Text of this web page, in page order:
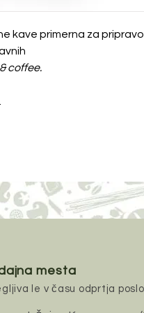
kave primerna za pripravo
coffee.
mesta
le v času odprtja